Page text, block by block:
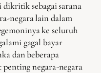
dikritik sebagai sarana
negara lain dalam
ke seluruh
gagal bayar
dan beberapa
penting negara-negara